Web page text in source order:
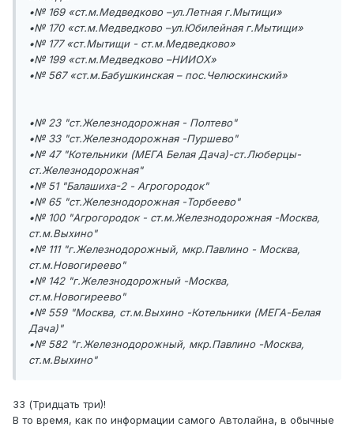
•№ 169 «ст.м.Медведково –ул.Летная г.Мытищи»
•№ 170 «ст.м.Медведково –ул.Юбилейная г.Мытищи»
•№ 177 «ст.Мытищи - ст.м.Медведково»
•№ 199 «ст.м.Медведково –НИИОХ»
•№ 567 «ст.м.Бабушкинская – пос.Челюскинский»
•№ 23 "ст.Железнодорожная - Полтево"
•№ 33 "ст.Железнодорожная -Пуршево"
•№ 47 "Котельники (МЕГА Белая Дача)-ст.Люберцы-
ст.Железнодорожная"
•№ 51 "Балашиха-2 - Агрогородок"
•№ 65 "ст.Железнодорожная -Торбеево"
•№ 100 "Агрогородок - ст.м.Железнодорожная -Москва,
ст.м.Выхино"
•№ 111 "г.Железнодорожный, мкр.Павлино - Москва,
ст.м.Новогиреево"
•№ 142 "г.Железнодорожный -Москва,
ст.м.Новогиреево"
•№ 559 "Москва, ст.м.Выхино -Котельники (МЕГА-Белая
Дача)"
•№ 582 "г.Железнодорожный, мкр.Павлино -Москва,
ст.м.Выхино"
33 (Тридцать три)!
В то время, как по информации самого Автолайна, в обычные